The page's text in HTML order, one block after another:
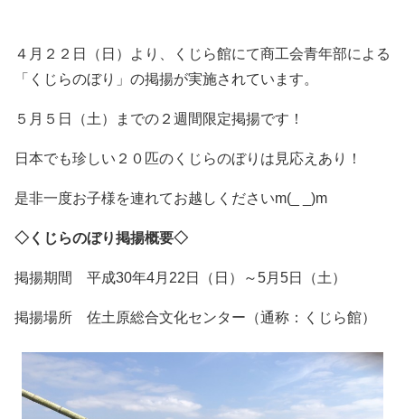
景況調査報告
需要動向調査
セミナー・講座
原産地証明発給
さどわらブランド登録品
お問い合わせ
contact us
４月２２日（日）より、くじら館にて商工会青年部による
「くじらのぼり」の掲揚が実施されています。
５月５日（土）までの２週間限定掲揚です！
日本でも珍しい２０匹のくじらのぼりは見応えあり！
是非一度お子様を連れてお越しくださいm(_ _)m
◇くじらのぼり掲揚概要◇
掲揚期間 平成30年4月22日（日）～5月5日（土）
掲揚場所 佐土原総合文化センター（通称：くじら館）